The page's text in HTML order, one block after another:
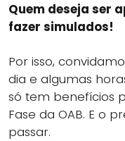
Quem deseja ser
fazer simulados!
Por isso,
dia e algumas
só tem benefícios
Fase da OAB. E o
passar.